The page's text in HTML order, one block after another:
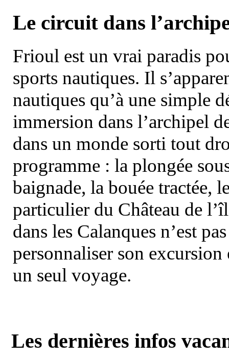
Le circuit dans
Frioul est un vrai paradis
sports nautiques. Il
nautiques qu’à une simple
immersion dans l’archipel
dans un monde sorti tout
programme : la plongée
baignade, la bouée tractée,
particulier du Château de
dans les Calanques n’est
personnaliser son
un seul voyage.
Les dernières infos